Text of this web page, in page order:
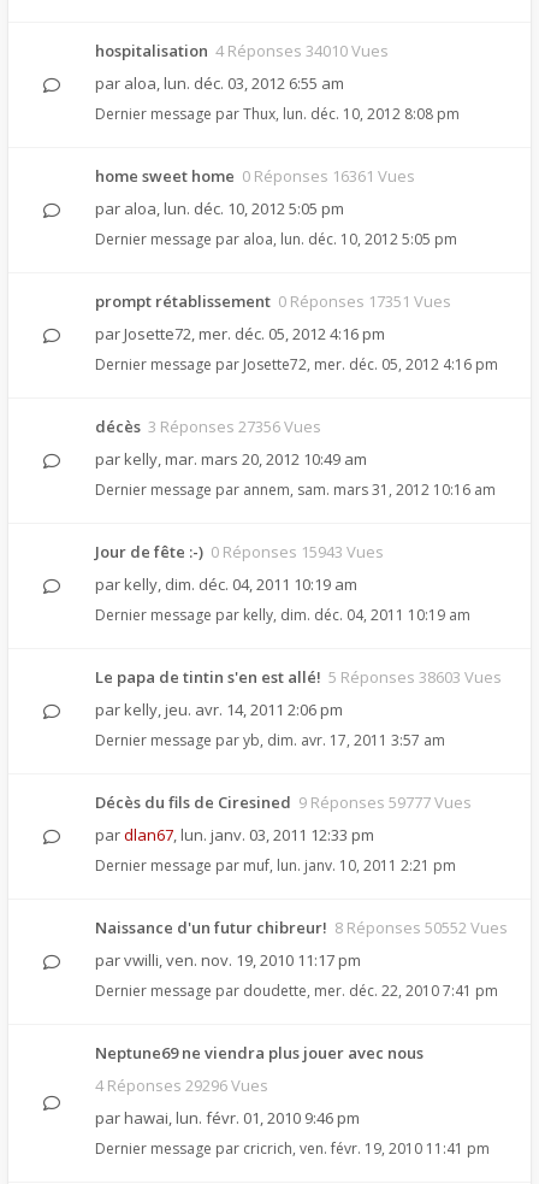
hospitalisation 4 Réponses 34010 Vues
par aloa, lun. déc. 03, 2012 6:55 am
Dernier message parThux, lun. déc. 10, 2012 8:08 pm
home sweet home 0 Réponses 16361 Vues
par aloa, lun. déc. 10, 2012 5:05 pm
Dernier message par aloa, lun. déc. 10, 2012 5:05 pm
prompt rétablissement 0 Réponses 17351 Vues
par Josette72, mer. déc. 05, 2012 4:16 pm
Dernier message par Josette72, mer. déc. 05, 2012 4:16 pm
décès 3 Réponses 27356 Vues
par kelly, mar. mars 20, 2012 10:49 am
Dernier message par annem, sam. mars 31, 2012 10:16 am
Jour de fête :-) 0 Réponses 15943 Vues
par kelly, dim. déc. 04, 2011 10:19 am
Dernier message par kelly, dim. déc. 04, 2011 10:19 am
Le papa de tintin s'en est allé! 5 Réponses 38603 Vues
par kelly, jeu. avr. 14, 2011 2:06 pm
Dernier message paryb, dim. avr. 17, 2011 3:57 am
Décès du fils de Ciresined 9 Réponses 59777 Vues
pardlan67, lun. janv. 03, 2011 12:33 pm
Dernier message par muf, lun. janv. 10, 2011 2:21 pm
Naissance d'un futur chibreur! 8 Réponses 50552 Vues
parvwilli,ven. nov. 19, 2010 11:17 pm
Dernier message par doudette, mer. déc. 22, 2010 7:41 pm
Neptune69 ne viendra plus jouer avec nous
4 Réponses 29296 Vues
par hawai, lun. févr. 01, 2010 9:46 pm
Dernier message par cricrich, ven. févr. 19, 2010 11:41 pm